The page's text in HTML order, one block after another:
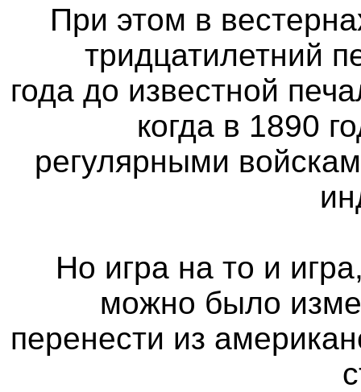
При этом в
тридцатилетний
года до известной
когда в 1890
регулярными
Но игра на то и
можно было
перенести из